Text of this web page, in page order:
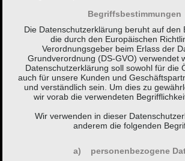
Begriffsbestimmungen
Die Datenschutzerklärung beruht auf den
die durch den Europäischen
Verordnungsgeber beim Erlass der
Grundverordnung (DS-GVO) verwendet
Datenschutzerklärung soll sowohl für die
auch für unsere Kunden und
und verständlich sein. Um dies zu
wir vorab die verwendeten
Wir verwenden in dieser
anderem die folgenden
a) personenbezogene